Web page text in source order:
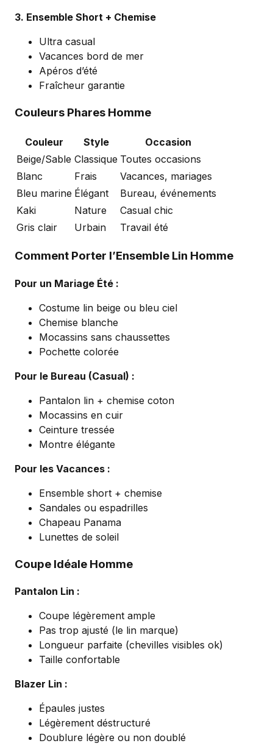
3. Ensemble Short + Chemise
Ultra casual
Vacances bord de mer
Apéros d’été
Fraîcheur garantie
Couleurs Phares Homme
Couleur Style
Occasion
Beige/Sable Classique Toutes occasions
Blanc
Frais
Vacances, mariages
Bleu marine Élégant
Bureau, événements
Kaki
Nature
Casual chic
Gris clair
Urbain Travail été
Comment Porter l’Ensemble Lin Homme
Pour un Mariage Été :
Costume lin beige ou bleu ciel
Chemise blanche
Mocassins sans chaussettes
Pochette colorée
Pour le Bureau (Casual) :
Pantalon lin + chemise coton
Mocassins en cuir
Ceinture tressée
Montre élégante
Pour les Vacances :
Ensemble short + chemise
Sandales ou espadrilles
Chapeau Panama
Lunettes de soleil
Coupe Idéale Homme
Pantalon Lin :
Coupe légèrement ample
Pas trop ajusté (le lin marque)
Longueur parfaite (chevilles visibles ok)
Taille confortable
Blazer Lin :
Épaules justes
Légèrement déstructuré
Doublure légère ou non doublé